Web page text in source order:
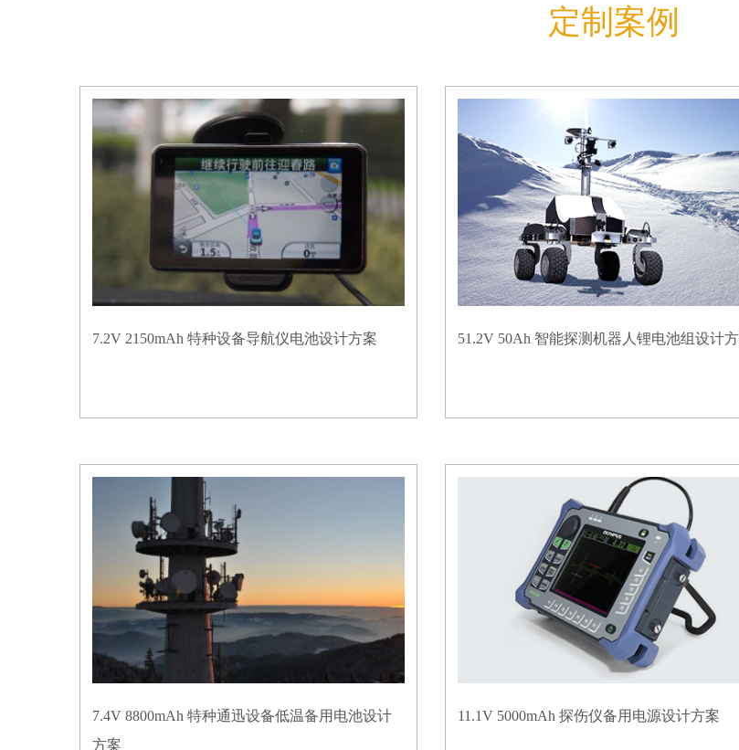
定制案例
7.2V 2150mAh 特种设备导航仪电池设计方案 51.2V 50Ah 智能探测机器人锂电池组设计
7.4V 8800mAh 特种通迅设备低温备用电池设计
方案
11.1V 5000mAh 探伤仪备用电源设计方案